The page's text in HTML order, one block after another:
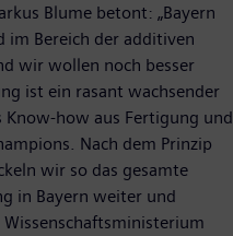
Blume betont: „Bayern
im Bereich der additiven
wir wollen noch besser
ist ein rasant wachsender
how aus Fertigung und
Nach dem Prinzip
wir so das gesamte
in Bayern weiter und